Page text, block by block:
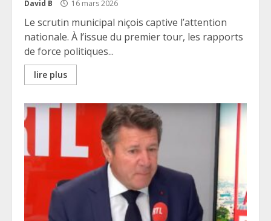
David B 16 mars 2026
Le scrutin municipal niçois captive l’attention
nationale. À l’issue du premier tour, les rapports
de force politiques...
lire plus